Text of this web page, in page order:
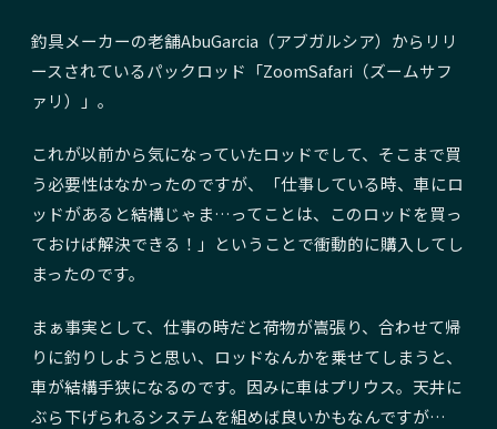
釣具メーカーの老舗AbuGarcia（アブガルシア）からリリ
ースされているパックロッド「ZoomSafari（ズームサフ
ァリ）」。
これが以前から気になっていたロッドでして、そこまで買
う必要性はなかったのですが、「仕事している時、車にロ
ッドがあると結構じゃま…ってことは、このロッドを買っ
ておけば解決できる！」ということで衝動的に購入してし
まったのです。
まぁ事実として、仕事の時だと荷物が嵩張り、合わせて帰
りに釣りしようと思い、ロッドなんかを乗せてしまうと、
車が結構手狭になるのです。因みに車はプリウス。天井に
ぶら下げられるシステムを組めば良いかもなんですが…